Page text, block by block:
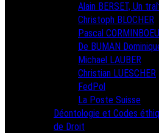
Alain BERSET, Un
Christoph BLOCHER
Pascal
De BUMAN
Michael LAUBER
Christian LUESCHER
FedPol
La Poste Suisse
Déontologie et Codes
de Droit